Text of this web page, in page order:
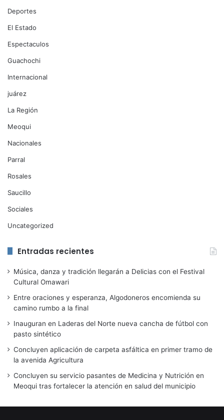
Deportes
El Estado
Espectaculos
Guachochi
Internacional
juárez
La Región
Meoqui
Nacionales
Parral
Rosales
Saucillo
Sociales
Uncategorized
Entradas recientes
Música, danza y tradición llegarán a Delicias con el Festival
Cultural Omawari
Entre oraciones y esperanza, Algodoneros encomienda su
camino rumbo a la final
Inauguran en Laderas del Norte nueva cancha de fútbol con
pasto sintético
Concluyen aplicación de carpeta asfáltica en primer tramo de
la avenida Agricultura
Concluyen su servicio pasantes de Medicina y Nutrición en
Meoqui tras fortalecer la atención en salud del municipio